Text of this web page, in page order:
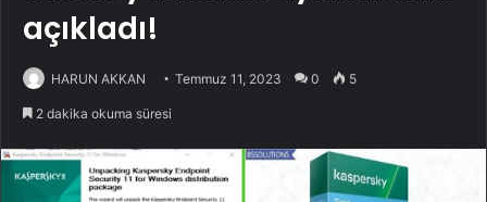
açıkladı!
HARUN AKKAN Temmuz 11, 2023 0 5
2 dakika okuma süresi